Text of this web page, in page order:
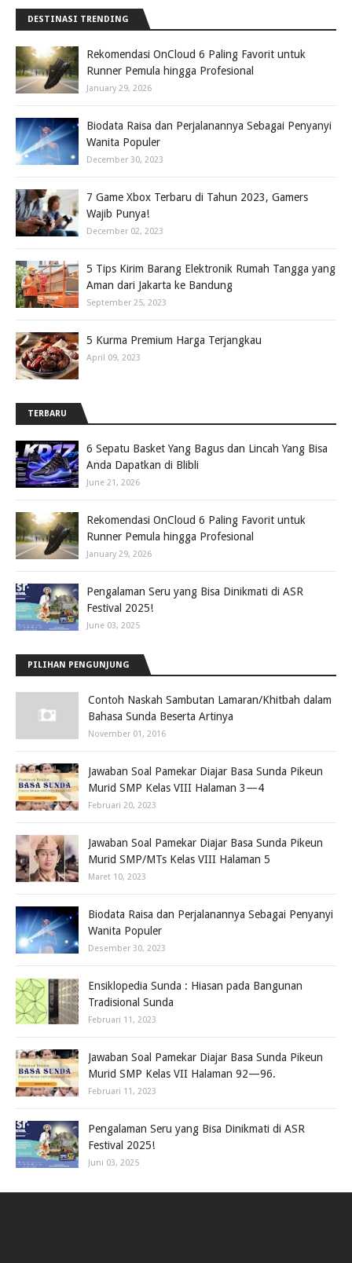
DESTINASI TRENDING
Rekomendasi OnCloud 6 Paling Favorit untuk
Runner Pemula hingga Profesional
January 29, 2026
Biodata Raisa dan Perjalanannya Sebagai Penyanyi
Wanita Populer
December 30, 2023
7 Game Xbox Terbaru di Tahun 2023, Gamers
Wajib Punya!
December 02, 2023
5 Tips Kirim Barang Elektronik Rumah Tangga yang
Aman dari Jakarta ke Bandung
September 25, 2023
5 Kurma Premium Harga Terjangkau
April 09, 2023
TERBARU
6 Sepatu Basket Yang Bagus dan Lincah Yang Bisa
Anda Dapatkan di Blibli
June 21, 2026
Rekomendasi OnCloud 6 Paling Favorit untuk
Runner Pemula hingga Profesional
January 29, 2026
Pengalaman Seru yang Bisa Dinikmati di ASR
Festival 2025!
June 03, 2025
PILIHAN PENGUNJUNG
Contoh Naskah Sambutan Lamaran/Khitbah dalam
Bahasa Sunda Beserta Artinya
November 01, 2016
Jawaban Soal Pamekar Diajar Basa Sunda Pikeun
Murid SMP Kelas VIII Halaman 3—4
Februari 20, 2023
Jawaban Soal Pamekar Diajar Basa Sunda Pikeun
Murid SMP/MTs Kelas VIII Halaman 5
Maret 10, 2023
Biodata Raisa dan Perjalanannya Sebagai Penyanyi
Wanita Populer
Desember 30, 2023
Ensiklopedia Sunda : Hiasan pada Bangunan
Tradisional Sunda
Februari 11, 2023
Jawaban Soal Pamekar Diajar Basa Sunda Pikeun
Murid SMP Kelas VII Halaman 92—96.
Februari 11, 2023
Pengalaman Seru yang Bisa Dinikmati di ASR
Festival 2025!
Juni 03, 2025